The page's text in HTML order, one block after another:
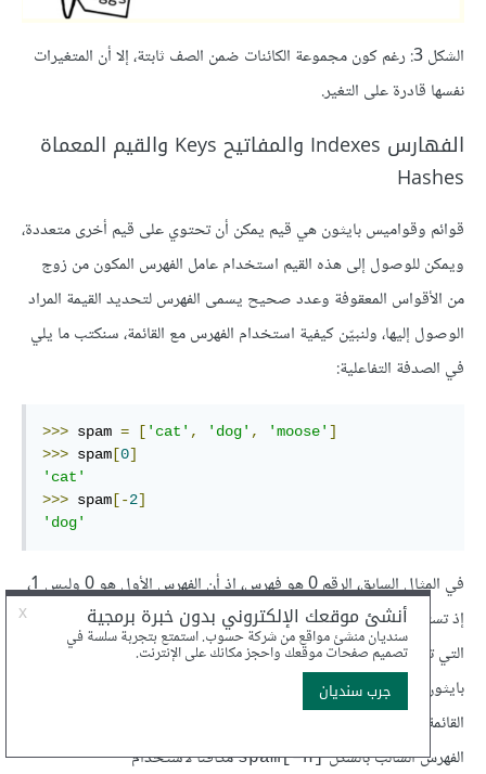
الشكل 3: رغم كون مجموعة الكائنات ضمن الصف ثابتة، إلا أن المتغيرات
نفسها قادرة على التغير.
الفهارس Indexes والمفاتيح Keys والقيم المعماة
Hashes
قوائم وقواميس بايثون هي قيم يمكن أن تحتوي على قيم أخرى متعددة،
ويمكن للوصول إلى هذه القيم استخدام عامل الفهرس المكون من زوج
من الأقواس المعقوفة وعدد صحيح يسمى الفهرس لتحديد القيمة المراد
الوصول إليها، ولنبيّن كيفية استخدام الفهرس مع القائمة، سنكتب ما يلي
في الصدفة التفاعلية:
>>> spam = [ 'cat' , 'dog' , 'moose' ]
>>> spam [0]
'cat'
>>> spam [-2]
'dog'
في المثال السابق، الرقم 0 هو فهرس، إذ أن الفهرس الأول هو 0 وليس 1،
إذ تستخدم بايثون ومعظم لغات البرمجة الصفر بدايةً للفهارس، أما اللغات
التي تعتمد 1 بدايةً للفهارس فهي نادرة وأشهرها لغتي Lua و R، كما أن
الفهرس السالب بالشكل[spam[–n مكافئًا لاستخدام